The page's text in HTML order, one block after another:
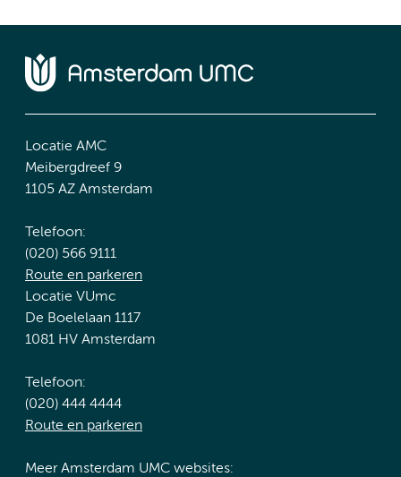
Locatie AMC
Meibergdreef 9
1105 AZ Amsterdam
Telefoon:
(020) 566 9111
Route en parkeren
Locatie VUmc
De Boelelaan 1117
1081 HV Amsterdam
Telefoon:
(020) 444 4444
Route en parkeren
Meer Amsterdam UMC websites: